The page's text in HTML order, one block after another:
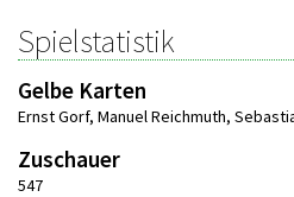
Spielstatistik
Gelbe Karten
Ernst Gorf, Manuel Reichmuth,
Zuschauer
547